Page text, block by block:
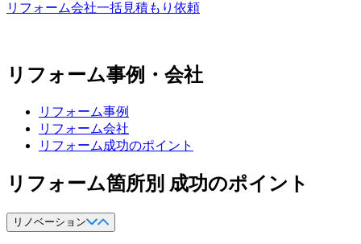
リフォーム会社一括見積もり依頼
リフォーム事例・会社
リフォーム事例
リフォーム会社
リフォーム成功のポイント
リフォーム箇所別 成功のポイント
リノベーション